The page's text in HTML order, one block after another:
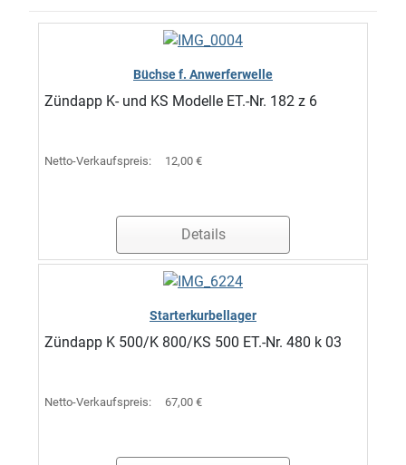
Büchse f. Anwerferwelle
Zündapp K- und KS Modelle ET.-Nr. 182 z 6
Netto-Verkaufspreis: 12,00 €
Details
Starterkurbellager
Zündapp K 500/K 800/KS 500 ET.-Nr. 480 k 03
Netto-Verkaufspreis: 67,00 €